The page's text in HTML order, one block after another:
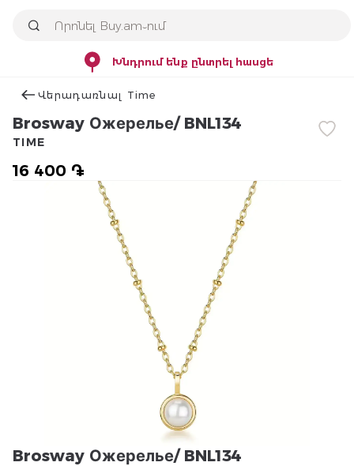
Խնդրում ենք ընտրել հասցե
Վերադառնալ Time
Brosway Ожерелье/ BNL134
16 400 ֏
TIME
Brosway Ожерелье/ BNL134